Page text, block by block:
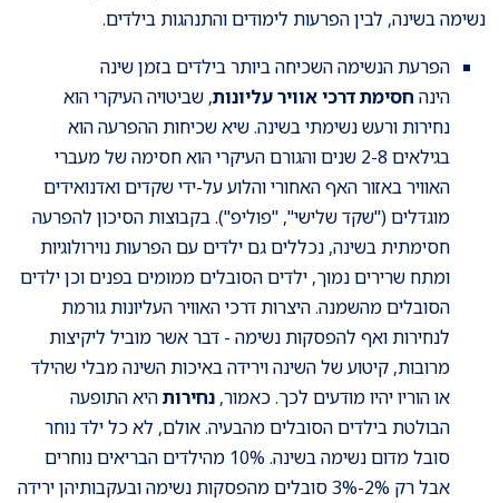
נשימה בשינה, לבין הפרעות לימודים והתנהגות בילדים.
הפרעת הנשימה השכיחה ביותר בילדים בזמן שינה
הינה חסימת דרכי אוויר עליונות, שביטויה העיקרי הוא
נחירות ורעש נשימתי בשינה. שיא שכיחות ההפרעה הוא
בגילאים 2-8 שנים והגורם העיקרי הוא חסימה של מעברי
האוויר באזור האף האחורי והלוע על-ידי שקדים ואדנואידים
מוגדלים ("שקד שלישי", "פוליפ"). בקבוצות הסיכון להפרעה
חסימתית בשינה, נכללים גם ילדים עם הפרעות נוירולוגיות
ומתח שרירים נמוך, ילדים הסובלים ממומים בפנים וכן ילדים
הסובלים מהשמנה. היצרות דרכי האוויר העליונות גורמת
לנחירות ואף להפסקות נשימה - דבר אשר מוביל ליקיצות
מרובות, קיטוע של השינה וירידה באיכות השינה מבלי שהילד
או הוריו יהיו מודעים לכך. כאמור, נחירותהיא התופעה
הבולטת בילדים הסובלים מהבעיה. אולם, לא כל ילד נוחר
סובל מדום נשימה בשינה. 10% מהילדים הבריאים נוחרים
אבל רק 2%-3% סובלים מהפסקות נשימה ובעקבותיהן ירידה